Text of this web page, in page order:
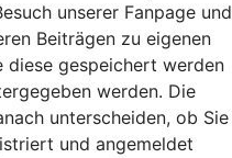
unserer Fanpage und
Beiträgen zu eigenen
diese gespeichert werden
werden. Die
unterscheiden, ob Sie
und angemeldet